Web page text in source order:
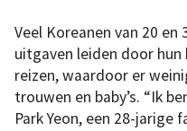
Veel Koreanen van 20 en
uitgaven leiden door hun
reizen, waardoor er
trouwen en baby’s. “Ik
Park Yeon, een 28-jarige